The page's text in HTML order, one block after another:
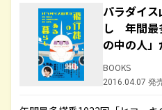
パラダイ
し 年間最
の中の人
BOOKS
2016.04.07 発